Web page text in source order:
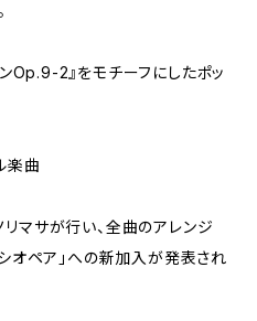
Op.9-2』をモチーフにしたポッ
楽曲
マサが行い、全曲のアレンジ
オペア」への新加入が発表され